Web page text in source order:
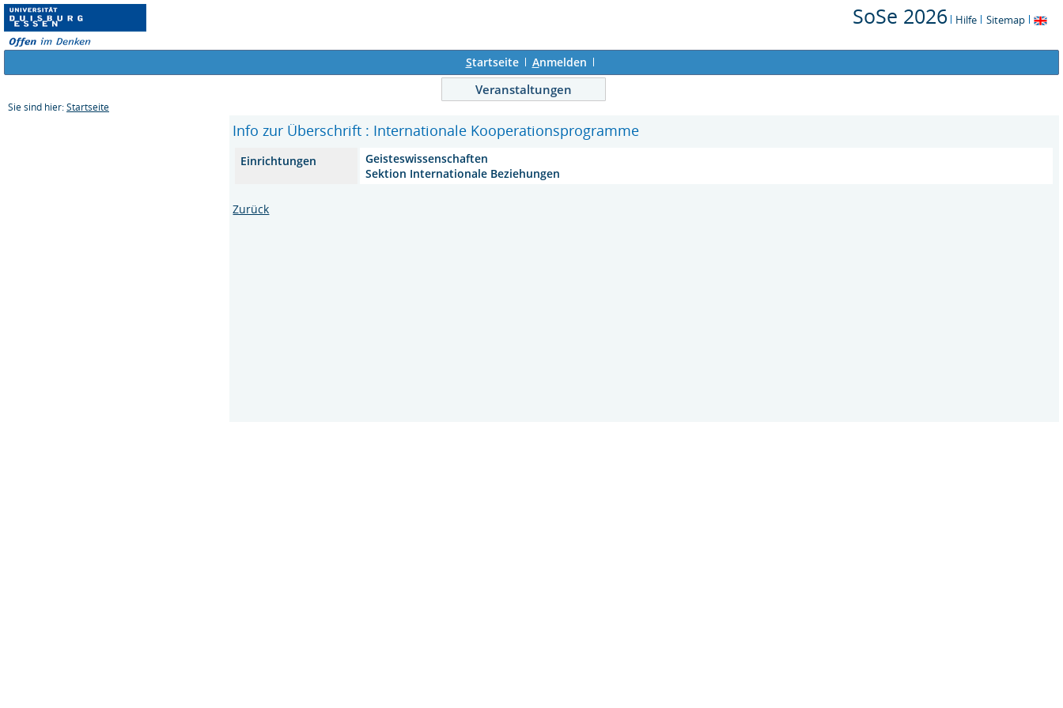
SoSe 2026 Hilfe Sitemap
Startseite Anmelden
Veranstaltungen
Sie sind hier: Startseite
Info zur Überschrift : Internationale Kooperationsprogramme
Einrichtungen
Geisteswissenschaften
Sektion Internationale Beziehungen
Zurück